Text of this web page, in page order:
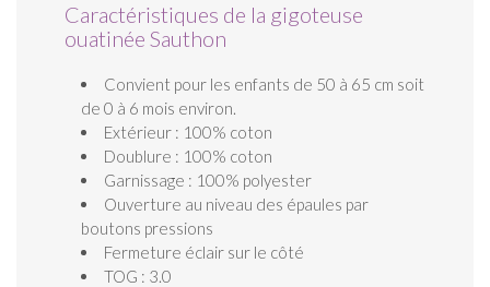
Caractéristiques de la gigoteuse
ouatinée Sauthon
Convient pour les enfants de 50 à 65 cm soit
de 0 à 6 mois environ.
Extérieur : 100% coton
Doublure : 100% coton
Garnissage : 100% polyester
Ouverture au niveau des épaules par
boutons pressions
Fermeture éclair sur le côté
TOG : 3.0